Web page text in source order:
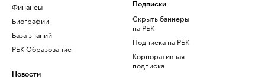
Финансы
Биографии
База знаний
РБК Образование
Новости
Подписки
Скрыть баннеры
на РБК
Подписка на РБК
Корпоративная
подписка